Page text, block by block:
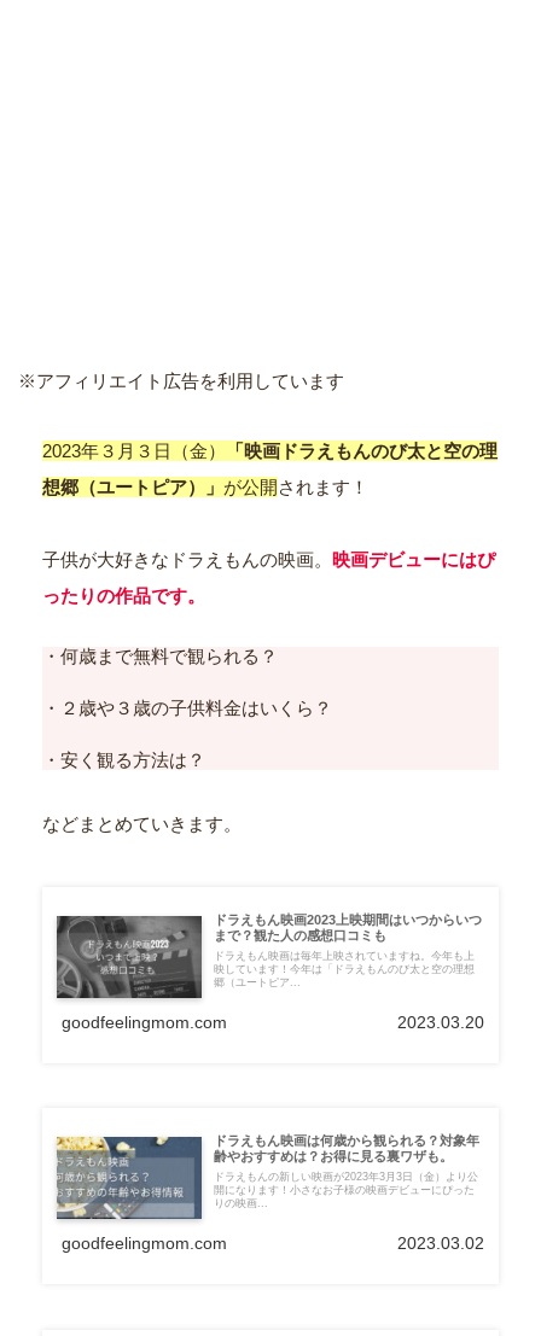
※アフィリエイト広告を利用しています
2023年３月３日（金）
「映画ドラえもんのび太と空の理
想郷（ユートピア）」 が公開されます！
子供が大好きなドラえもんの映画。 映画デビューにはぴ
ったりの作品です。
・何歳まで無料で観られる？
・２歳や３歳の子供料金はいくら？
・安く観る方法は？
などまとめていきます。
ドラえもん映画2023上映期間はいつからいつ
まで？観た人の感想口コミも
ドラえもん映画は毎年上映されていますね。今年も上
映しています！今年は「ドラえもんのび太と空の理想
郷（ユートピア...
goodfeelingmom.com 2023.03.20
ドラえもん映画は何歳から観られる？対象年
齢やおすすめは？お得に見る裏ワザも。
ドラえもんの新しい映画が2023年3月3日（金）より公
開になります！小さなお子様の映画デビューにぴった
りの映画...
goodfeelingmom.com 2023.03.02